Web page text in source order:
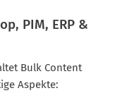
PIM, ERP &
Bulk Content
Aspekte: